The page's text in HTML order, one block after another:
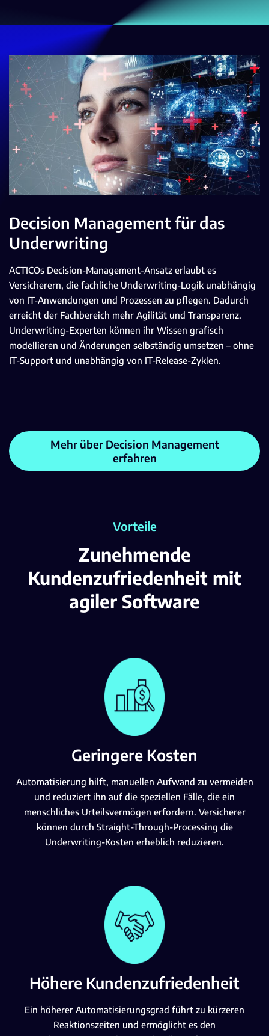
Decision Management für das
Underwriting
ACTICOs Decision-Management-Ansatz erlaubt es
Versicherern, die fachliche Underwriting-Logik unabhängig
von IT-Anwendungen und Prozessen zu pflegen. Dadurch
erreicht der Fachbereich mehr Agilität und Transparenz.
Underwriting-Experten können ihr Wissen grafisch
modellieren und Änderungen selbständig umsetzen – ohne
IT-Support und unabhängig von IT-Release-Zyklen.
Mehr über Decision Management
erfahren
Vorteile
Zunehmende
Kundenzufriedenheit mit
agiler Software
Geringere Kosten
Automatisierung hilft, manuellen Aufwand zu vermeiden
und reduziert ihn auf die speziellen Fälle, die ein
menschliches Urteilsvermögen erfordern. Versicherer
können durch Straight-Through-Processing die
Underwriting-Kosten erheblich reduzieren.
Höhere Kundenzufriedenheit
Ein höherer Automatisierungsgrad führt zu kürzeren
Reaktionszeiten und ermöglicht es den